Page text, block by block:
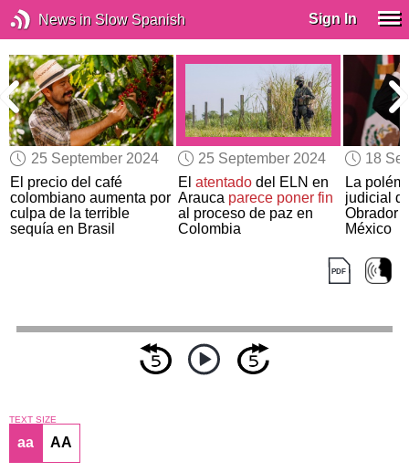
News in Slow Spanish Sign In
25 September 2024
El precio del café
colombiano aumenta por
culpa de la terrible
sequía en Brasil
25 September 2024
El atentadodel ELN en
Arauca parece poner fin
al proceso de paz en
Colombia
18
La
judicial
Obrador
México
TEXT SIZE
aa AA